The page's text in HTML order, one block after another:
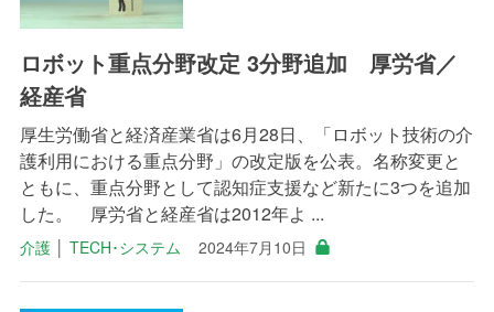
ロボット重点分野改定 3分野追加 厚労省／
経産省
厚生労働省と経済産業省は6月28日、「ロボット技術の介
護利用における重点分野」の改定版を公表。名称変更と
ともに、重点分野として認知症支援など新たに3つを追加
した。 厚労省と経産省は2012年よ ...
介護│ TECH･システム 2024年7月10日